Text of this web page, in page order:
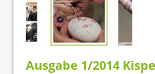
Ausgabe 1/2014